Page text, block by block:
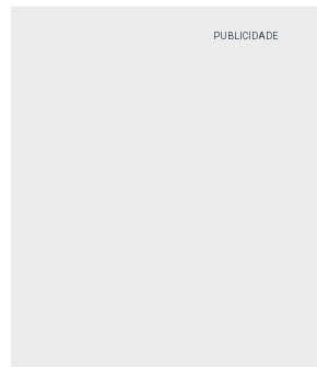
PUBLICIDADE